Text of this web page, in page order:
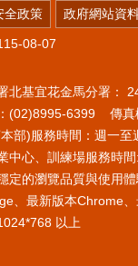
全政策 政府網站資
08-07
北基宜花金馬分署：
(02)8995-6399 傳真
部)服務時間：週一
中心、訓練場服務時
定的瀏覽品質與使用
、最新版本Chrome
以上